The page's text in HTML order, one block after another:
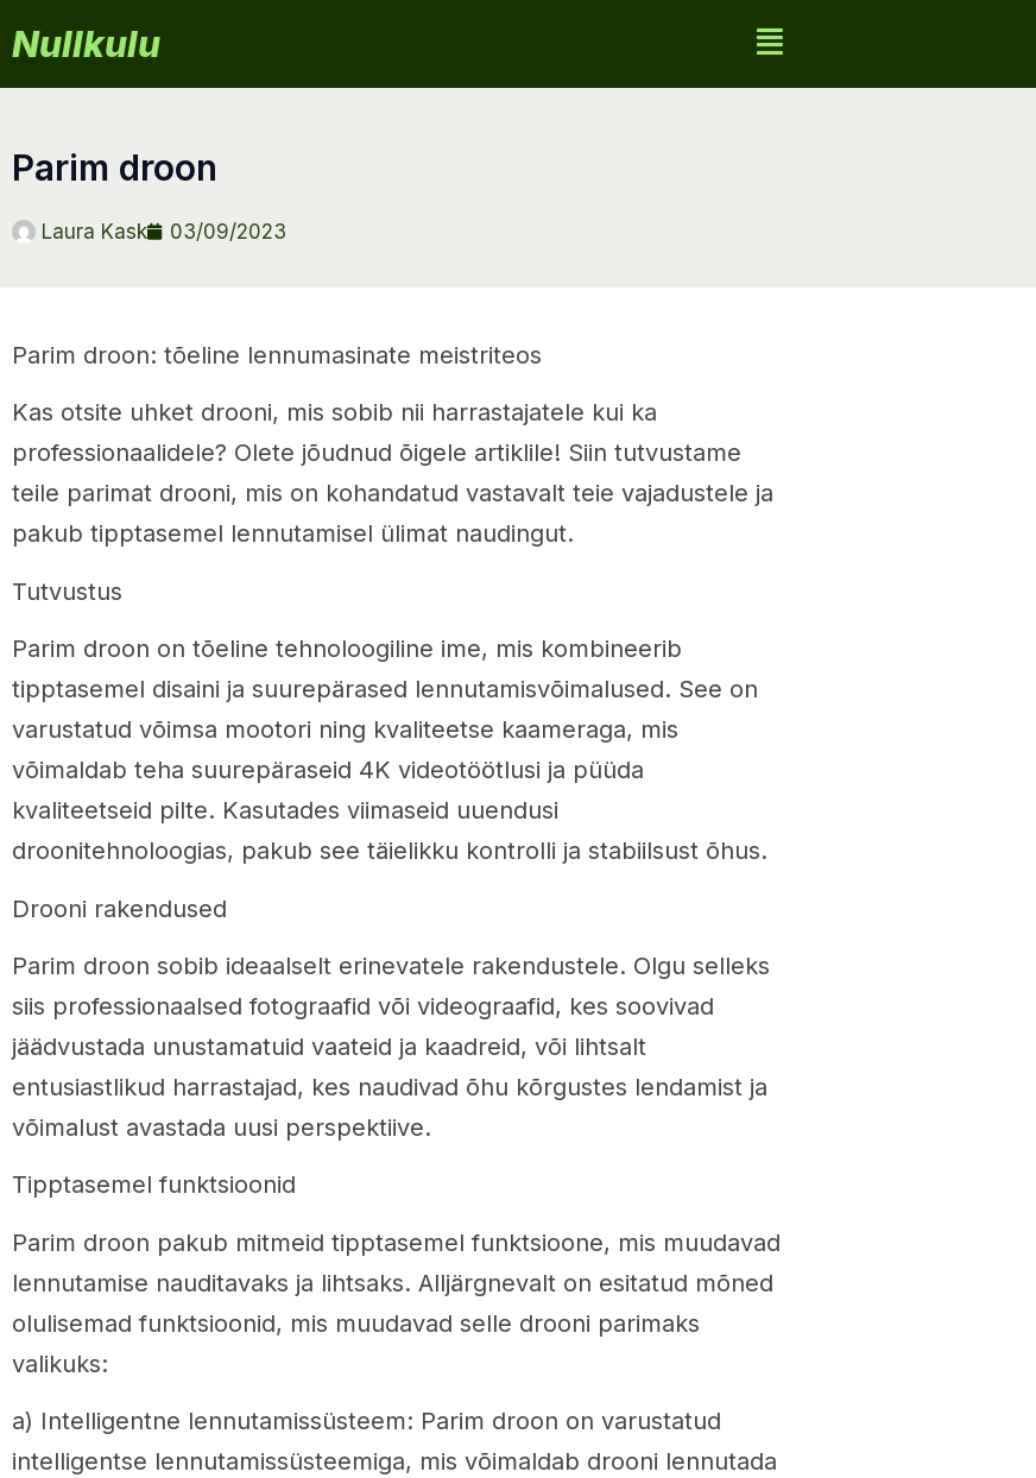
Nullkulu
parim droon
Laura Kask 03/09/2023
Parim droon: tõeline lennumasinate meistriteos
Kas otsite uhket drooni, mis sobib nii harrastajatele kui ka
professionaalidele? Olete jõudnud õigele artiklile! Siin tutvustame
teile parimat drooni, mis on kohandatud vastavalt teie vajadustele ja
pakub tipptasemel lennutamisel ülimat naudingut.
Tutvustus
Parim droon on tõeline tehnoloogiline ime, mis kombineerib
tipptasemel disaini ja suurepärased lennutamisvõimalused. See on
varustatud võimsa mootori ning kvaliteetse kaameraga, mis
võimaldab teha suurepäraseid 4K videotöötlusi ja püüda
kvaliteetseid pilte. Kasutades viimaseid uuendusi
droonitehnoloogias, pakub see täielikku kontrolli ja stabiilsust õhus.
Drooni rakendused
Parim droon sobib ideaalselt erinevatele rakendustele. Olgu selleks
siis professionaalsed fotograafid või videograafid, kes soovivad
jäädvustada unustamatuid vaateid ja kaadreid, või lihtsalt
entusiastlikud harrastajad, kes naudivad õhu kõrgustes lendamist ja
võimalust avastada uusi perspektiive.
Tipptasemel funktsioonid
Parim droon pakub mitmeid tipptasemel funktsioone, mis muudavad
lennutamise nauditavaks ja lihtsaks. Alljärgnevalt on esitatud mõned
olulisemad funktsioonid, mis muudavad selle drooni parimaks
valikuks:
a) Intelligentne lennutamissüsteem: Parim droon on varustatud
intelligentse lennutamissüsteemiga, mis võimaldab drooni lennutada